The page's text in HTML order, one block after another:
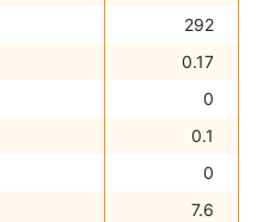
292
0.17
0
0.1
0
7.6